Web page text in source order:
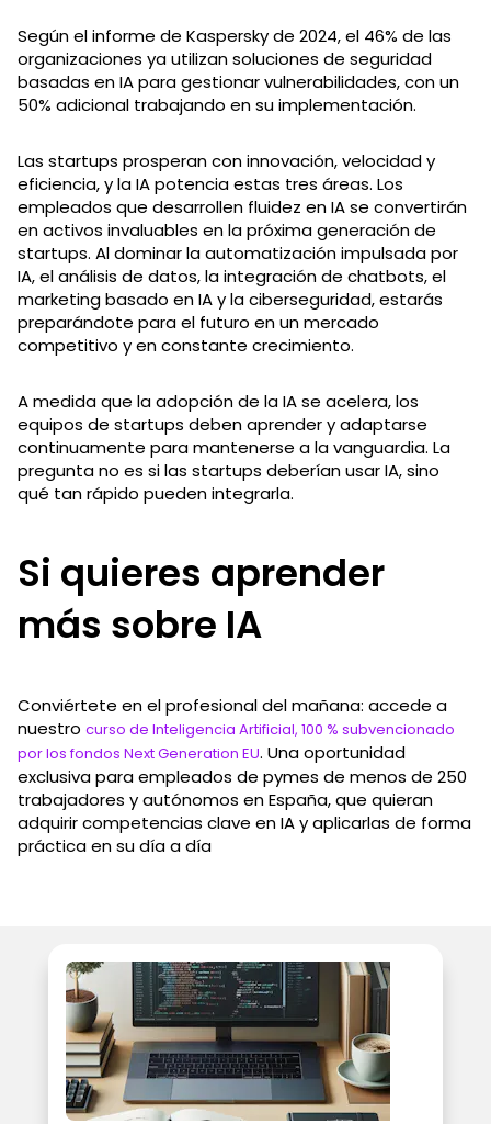
Según el informe de Kaspersky de 2024, el 46% de las
organizaciones ya utilizan soluciones de seguridad
basadas en IA para gestionar vulnerabilidades, con un
50% adicional trabajando en su implementación.
Las startups prosperan con innovación, velocidad y
eficiencia, y la IA potencia estas tres áreas. Los
empleados que desarrollen fluidez en IA se convertirán
en activos invaluables en la próxima generación de
startups. Al dominar la automatización impulsada por
IA, el análisis de datos, la integración de chatbots, el
marketing basado en IA y la ciberseguridad, estarás
preparándote para el futuro en un mercado
competitivo y en constante crecimiento.
A medida que la adopción de la IA se acelera, los
equipos de startups deben aprender y adaptarse
continuamente para mantenerse a la vanguardia. La
pregunta no es si las startups deberían usar IA, sino
qué tan rápido pueden integrarla.
Si quieres aprender
más sobre IA
Conviértete en el profesional del mañana: accede a
nuestro curso de Inteligencia Artificial, 100 % subvencionado
por los fondos Next Generation EU. Una oportunidad
exclusiva para empleados de pymes de menos de 250
trabajadores y autónomos en España, que quieran
adquirir competencias clave en IA y aplicarlas de forma
práctica en su día a día